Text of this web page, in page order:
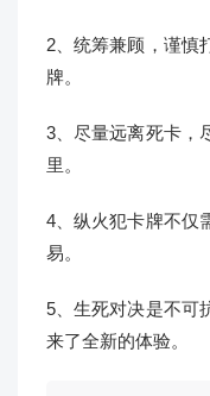
2、统筹兼顾，谨慎
牌。
3、尽量远离死卡，
里。
4、纵火犯卡牌不仅
易。
5、生死对决是不可
来了全新的体验。